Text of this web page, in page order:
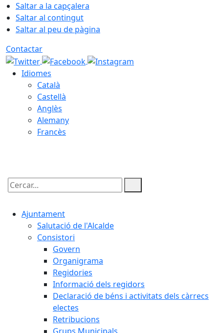
Saltar a la capçalera
Saltar al contingut
Saltar al peu de pàgina
Contactar
Idiomes
Català
Castellà
Anglès
Alemany
Francès
Cercar:
Ajuntament
Salutació de l'Alcalde
Consistori
Govern
Organigrama
Regidories
Informació dels regidors
Declaració de béns i activitats dels càrrecs
electes
Retribucions